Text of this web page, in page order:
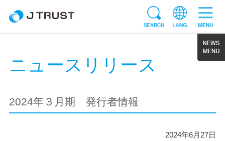
ニュースリリース
2024年３月期 発行者情報
2024年6月27日